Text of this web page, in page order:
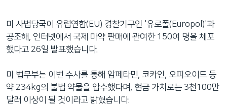
로
이
동
색
미 사법당국이 유럽연합(EU) 경찰기구인 '유로폴(Europol)'과
공조해, 인터넷에서 국제 마약 판매에 관여한 150여 명을 체포
했다고 26일 발표했습니다.
미 법무부는 이번 수사를 통해 암페타민, 코카인, 오피오이드 등
약 234kg의 불법 약물을 압수했다며, 현금 가치로는 3천100만
달러 이상이 될 것이라고 밝혔습니다.